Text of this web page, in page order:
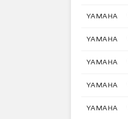
YAMAHA
YAMAHA
YAMAHA
YAMAHA
YAMAHA